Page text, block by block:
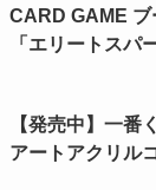
CARD GAME ブ
「エリートスパ
【発売中】一番
アートアクリル